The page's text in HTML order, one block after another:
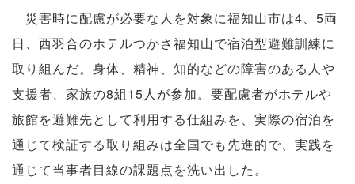
災害時に配慮が必要な人を対象に福知山市は4、5両
日、西羽合のホテルつかさ福知山で宿泊型避難訓練に
取り組んだ。身体、精神、知的などの障害のある人や
支援者、家族の8組15人が参加。要配慮者がホテルや
旅館を避難先として利用する仕組みを、実際の宿泊を
通じて検証する取り組みは全国でも先進的で、実践を
通じて当事者目線の課題点を洗い出した。